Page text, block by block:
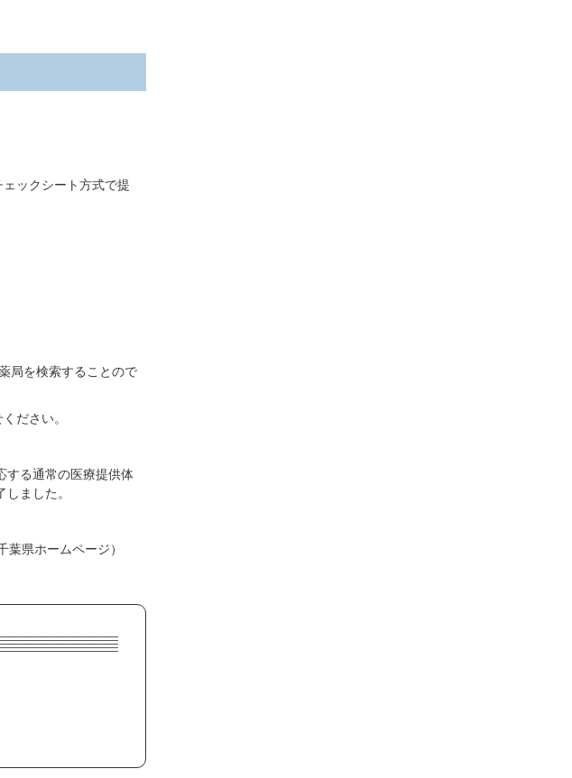
ックシート方式で提
局を検索することので
ださい。
する通常の医療提供体
ました。
千葉県ホームページ）